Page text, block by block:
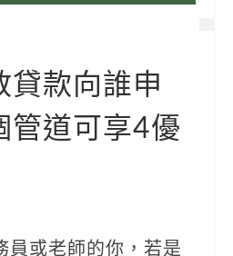
貸款向誰申
管道可享4優
員或老師的你，若是